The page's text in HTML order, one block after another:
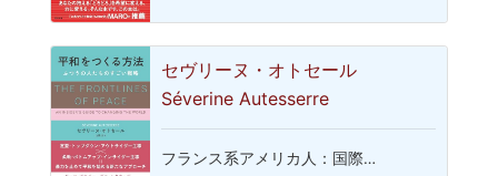
セヴリーヌ・オトセール
Séverine Autesserre
フランス系アメリカ人：国際…